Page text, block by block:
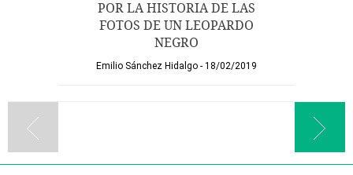
POR LA HISTORIA DE LAS
FOTOS DE UN LEOPARDO
NEGRO
Emilio Sánchez Hidalgo 18/02/2019